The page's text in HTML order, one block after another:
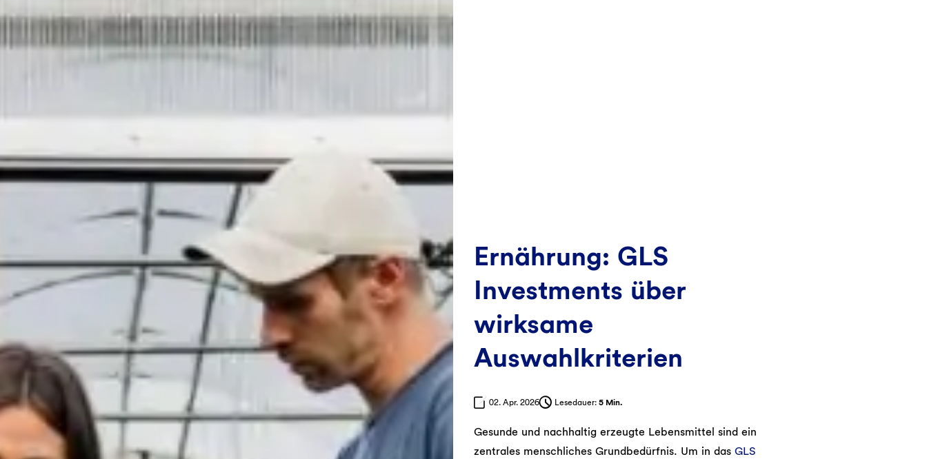
Ernährung: GLS
Investments über
wirksame
Auswahlkriterien
02. Apr. 2026 Lesedauer: 5 Min.
Gesunde und nachhaltig erzeugte Lebensmittel sind ein
zentrales menschliches Grundbedürfnis. Um in das GLS